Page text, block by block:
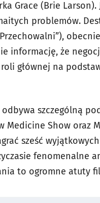
Grace (Brie Larson).
problemów.
informację, że
roli głównej na
szczególną
Medicine Show oraz
sześć
fenomenalne
to ogromne atuty